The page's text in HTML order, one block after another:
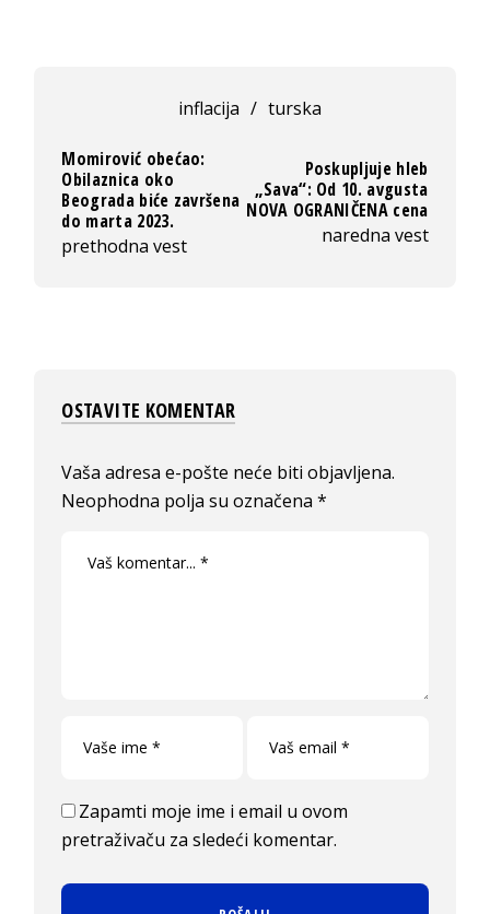
inflacija / turska
Momirović obećao:
Obilaznica oko
Beograda biće završena
do marta 2023.
prethodna vest
Poskupljuje hleb
„Sava“: Od 10. avgusta
NOVA OGRANIČENA cena
naredna vest
OSTAVITE KOMENTAR
Vaša adresa e-pošte neće biti objavljena.
Neophodna polja su označena*
Zapamti moje ime i email u ovom
pretraživaču za sledeći komentar.